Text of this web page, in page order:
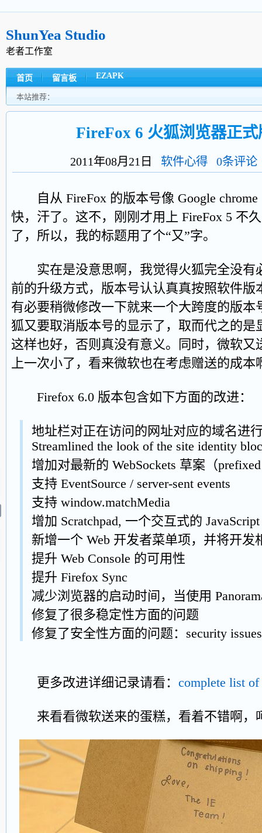
ShunYea Studio
老者工作室
首页 留言板 EZAPK
本站推荐：
FireFox 6 火狐浏览器正
2011年08月21日 软件心得 0条评论
自从 FireFox 的版本号像 Google chrome
快，汗了。这不，刚刚才用上 FireFox 5 不
了，所以，我的标题用了个“又”字。
实在是没意思啊，我觉得火狐完全没有
前的升级方式，版本号认认真真按照软件版
有必要稍微修改一下就来一个大跨度的版本
狐又要取消版本号的显示了，取而代之的是
这样也好，否则真没有意义。同时，微软又
上一次小了，看来微软也在考虑赠送的成本
Firefox 6.0 版本包含如下方面的改进：
地址栏对正在访问的网址对应的域名进
Streamlined the look of the site identity
增加对最新的 WebSockets 草案（
支持 EventSource / server-sent events
支持 window.matchMedia
增加 Scratchpad, 一个交互式的
新增一个 Web 开发者菜单项，并将开发
提升 Web Console 的可用性
提升 Firefox Sync
减少浏览器的启动时间，当使用
修复了很多稳定性方面的问题
修复了安全性方面的问题：security issues
更多改进详细记录请看： complete list of
来看看微软送来的蛋糕，看着不错啊，